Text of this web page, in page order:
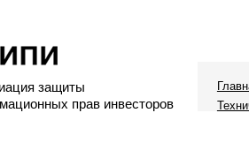
защиты
прав инвесторов